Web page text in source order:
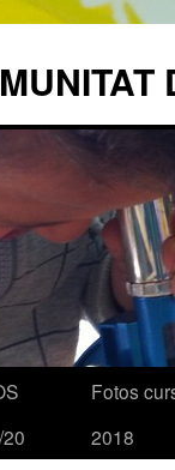
Fotos
2018